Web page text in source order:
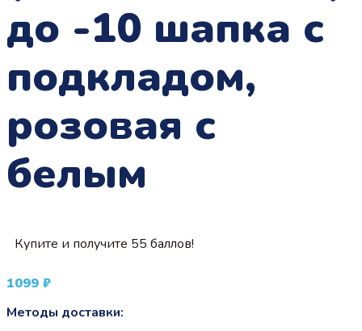
до -10 шапка с
подкладом,
розовая с
белым
Купите и получите 55 баллов!
1099 ₽
Методы доставки: